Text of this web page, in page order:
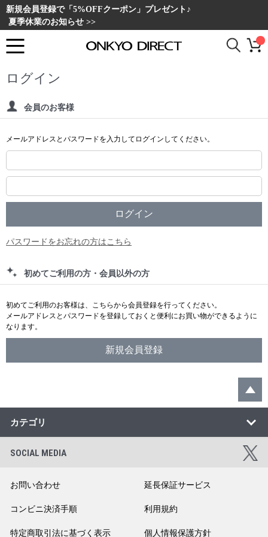
新規会員登録で「5%OFFクーポン」プレゼント♪
夏季休業のお知らせ >>
ログイン
会員のお客様
メールアドレスとパスワードを入力してログインしてください。
パスワードをお忘れの方はこちら
初めてご利用の方・会員以外の方
初めてご利用のお客様は、こちらから会員登録を行ってください。
メールアドレスとパスワードを登録しておくと便利にお買い物ができるように
なります。
カテゴリ
SOCIAL MEDIA
お問い合わせ 延長保証サービス
コンビニ決済手順 利用規約
特定商取引法に基づく表示 個人情報保護方針